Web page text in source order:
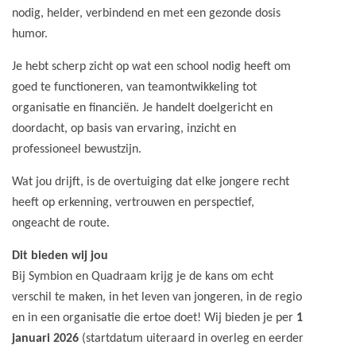
nodig, helder, verbindend en met een gezonde dosis
humor.
Je hebt scherp zicht op wat een school nodig heeft om
goed te functioneren, van teamontwikkeling tot
organisatie en financiën. Je handelt doelgericht en
doordacht, op basis van ervaring, inzicht en
professioneel bewustzijn.
Wat jou drijft, is de overtuiging dat elke jongere recht
heeft op erkenning, vertrouwen en perspectief,
ongeacht de route.
Dit bieden wij jou
Bij Symbion en Quadraam krijg je de kans om echt
verschil te maken, in het leven van jongeren, in de regio
en in een organisatie die ertoe doet! Wij bieden je per 1
januari 2026 (startdatum uiteraard in overleg en eerder